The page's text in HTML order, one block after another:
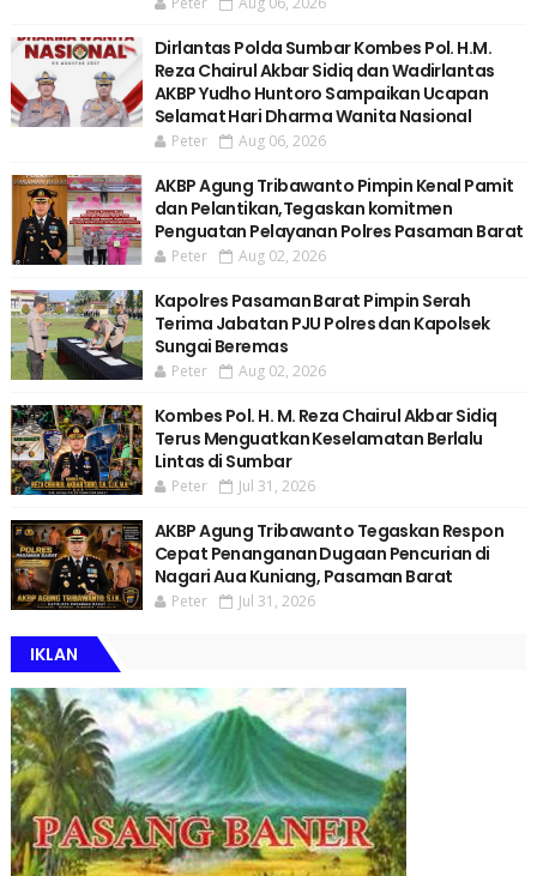
Dirlantas Polda Sumbar Kombes Pol. H.M.
Reza Chairul Akbar Sidiq dan Wadirlantas
AKBP Yudho Huntoro Sampaikan Ucapan
Selamat Hari Dharma Wanita Nasional
Peter Aug 06, 2026
AKBP Agung Tribawanto Pimpin Kenal Pamit
dan Pelantikan,Tegaskan komitmen
Penguatan Pelayanan Polres Pasaman Barat
Peter Aug 02, 2026
Kapolres Pasaman Barat Pimpin Serah
Terima Jabatan PJU Polres dan Kapolsek
Sungai Beremas
Peter Aug 02, 2026
Kombes Pol. H. M. Reza Chairul Akbar Sidiq
Terus Menguatkan Keselamatan Berlalu
Lintas di Sumbar
Peter Jul 31, 2026
AKBP Agung Tribawanto Tegaskan Respon
Cepat Penanganan Dugaan Pencurian di
Nagari Aua Kuniang, Pasaman Barat
Peter Jul 31, 2026
IKLAN